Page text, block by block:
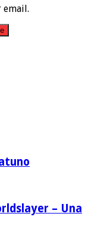
email.
– Una